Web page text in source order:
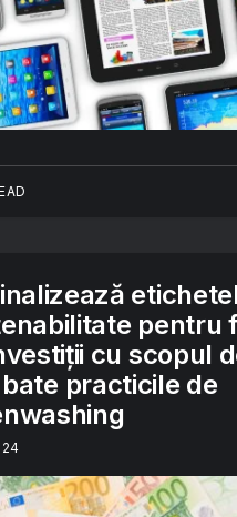
pentru
cu scopul
practicile de